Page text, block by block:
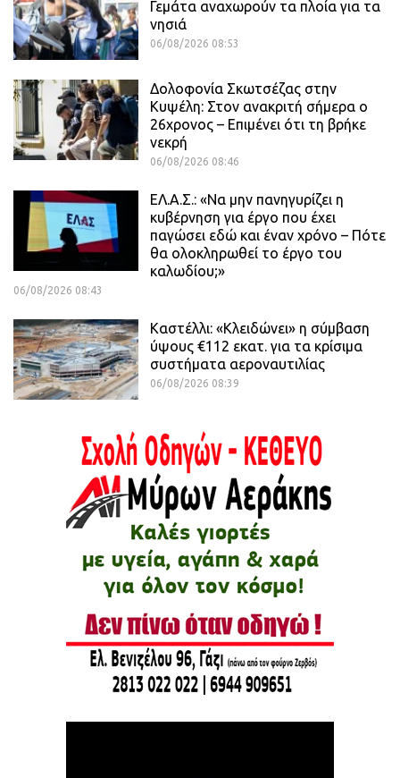
Γεμάτα αναχωρούν τα πλοία για τα
νησιά
06/08/2026 08:53
Δολοφονία Σκωτσέζας στην
Κυψέλη: Στον ανακριτή σήμερα ο
26χρονος – Επιμένει ότι τη βρήκε
νεκρή
06/08/2026 08:46
ΕΛ.Α.Σ.: «Να μην πανηγυρίζει η
κυβέρνηση για έργο που έχει
παγώσει εδώ και έναν χρόνο – Πότε
θα ολοκληρωθεί το έργο του
καλωδίου;»
06/08/2026 08:43
Καστέλλι: «Κλειδώνει» η σύμβαση
ύψους €112 εκατ. για τα κρίσιμα
συστήματα αεροναυτιλίας
06/08/2026 08:39